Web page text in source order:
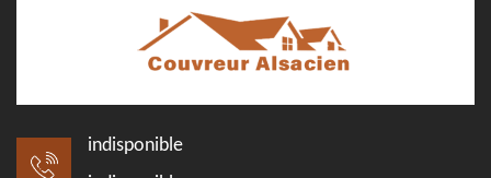
indisponible